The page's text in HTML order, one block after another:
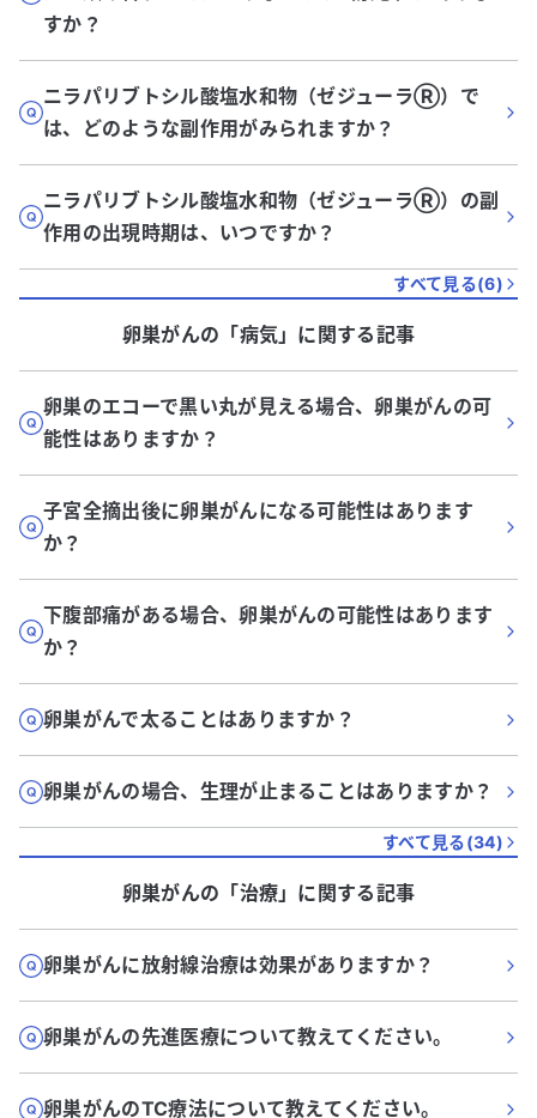
すか？
ニラパリブトシル酸塩水和物（ゼジューラⓇ）で
は、どのような副作用がみられますか？
ニラパリブトシル酸塩水和物（ゼジューラⓇ）の副
作用の出現時期は、いつですか？
すべて見る(6)
卵巣がんの「病気」に関する記事
卵巣のエコーで黒い丸が見える場合、卵巣がんの可
能性はありますか？
子宮全摘出後に卵巣がんになる可能性はあります
か？
下腹部痛がある場合、卵巣がんの可能性はあります
か？
卵巣がんで太ることはありますか？
卵巣がんの場合、生理が止まることはありますか？
すべて見る(34)
卵巣がんの「治療」に関する記事
卵巣がんに放射線治療は効果がありますか？
卵巣がんの先進医療について教えてください。
卵巣がんのTC療法について教えてください。